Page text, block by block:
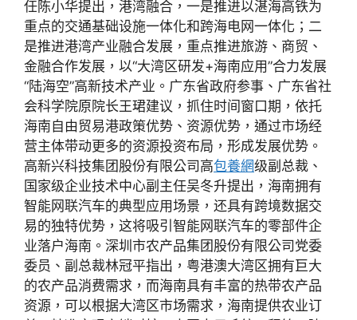
任陈小华提出，港湾融合，一是推进以湛海高铁为
重点的交通基础设施一体化和跨海电网一体化；二
是推进港湾产业融合发展，重点推进旅游、商贸、
金融合作发展，以“大湾区研发+海南应用”合力发展
“陆海空”高新技术产业。广东省政府参事、广东省社
会科学院原院长王珺建议，抓住时间窗口期，依托
海南自由贸易港政策优势、资源优势，通过市场经
营主体带动更多的资源投资布局，形成发展优势。
高新兴科技集团股份有限公司高包養網级副总裁、
国家级企业技术中心副主任吴冬升提出，海南拥有
智能网联汽车的典型应用场景，还具有跨境数据交
易的独特优势，这将吸引智能网联汽车的零部件企
业落户海南。深圳市农产品集团股份有限公司党委
委员、副总裁林冠平指出，粤港澳大湾区拥有巨大
的农产品消费需求，而海南具有丰富的热带农产品
资源，可以根据大湾区市场需求，海南提供农业订